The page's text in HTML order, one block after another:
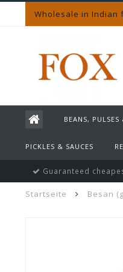
Wholesale in Indian
BEANS,
PICKLES & SAUCES
Guaranteed
Startseite Besan